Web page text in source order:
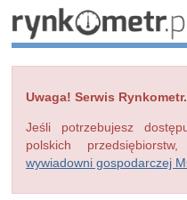
Uwaga! Serwis
Jeśli potrzebujesz
polskich
wywiadowni gospodarczej